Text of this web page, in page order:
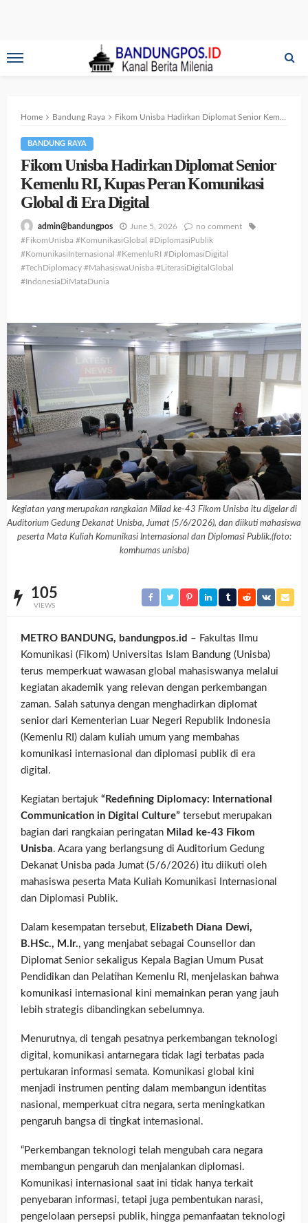
Home Bandung Raya Fikom Unisba Hadirkan Diplomat Senior Kemenlu RI, Kupas Peran Komunikasi Global di Era Digital
BANDUNG RAYA
Fikom Unisba Hadirkan Diplomat Senior
Kemenlu RI, Kupas Peran Komunikasi
Global di Era Digital
admin@bandungpos June 5, 2026
no comment
#FikomUnisba #KomunikasiGlobal #DiplomasiPublik
#KomunikasiInternasional #KemenluRI #DiplomasiDigital
#TechDiplomacy #MahasiswaUnisba #LiterasiDigitalGlobal
#IndonesiaDiMataDunia
Kegiatan yang merupakan rangkaian Milad ke-43 Fikom Unisba itu digelar di
Auditorium Gedung Dekanat Unisba, Jumat (5/6/2026), dan diikuti mahasiswa
peserta Mata Kuliah Komunikasi Internasional dan Diplomasi Publik.(foto:
komhumas unisba)
105
VIEWS
METRO BANDUNG, bandungpos.id – Fakultas Ilmu
Komunikasi (Fikom) Universitas Islam Bandung (Unisba)
terus memperkuat wawasan global mahasiswanya melalui
kegiatan akademik yang relevan dengan perkembangan
zaman. Salah satunya dengan menghadirkan diplomat
senior dari Kementerian Luar Negeri Republik Indonesia
(Kemenlu RI) dalam kuliah umum yang membahas
komunikasi internasional dan diplomasi publik di era
digital.
Kegiatan bertajuk “Redefining Diplomacy: International
Communication in Digital Culture” tersebut merupakan
bagian dari rangkaian peringatan Milad ke-43 Fikom
Unisba. Acara yang berlangsung di Auditorium Gedung
Dekanat Unisba pada Jumat (5/6/2026) itu diikuti oleh
mahasiswa peserta Mata Kuliah Komunikasi Internasional
dan Diplomasi Publik.
Dalam kesempatan tersebut, Elizabeth Diana Dewi,
B.HSc., M.Ir., yang menjabat sebagai Counsellor dan
Diplomat Senior sekaligus Kepala Bagian Umum Pusat
Pendidikan dan Pelatihan Kemenlu RI, menjelaskan bahwa
komunikasi internasional kini memainkan peran yang jauh
lebih strategis dibandingkan sebelumnya.
Menurutnya, di tengah pesatnya perkembangan teknologi
digital, komunikasi antarnegara tidak lagi terbatas pada
pertukaran informasi semata. Komunikasi global kini
menjadi instrumen penting dalam membangun identitas
nasional, memperkuat citra negara, serta meningkatkan
pengaruh bangsa di tingkat internasional.
“Perkembangan teknologi telah mengubah cara negara
membangun pengaruh dan menjalankan diplomasi.
Komunikasi internasional saat ini tidak hanya terkait
penyebaran informasi, tetapi juga pembentukan narasi,
pengelolaan persepsi publik, hingga pemanfaatan teknologi